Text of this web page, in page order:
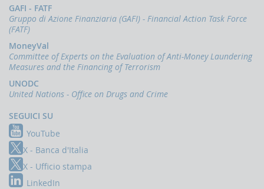
Novità
finanziamento
del
terrorismo
GAFI - FATF
Gruppo di Azione Finanziaria (GAFI) - Financial Action Task Force
(FATF)
MoneyVal
Committee of Experts on the Evaluation of Anti-Money Laundering
Measures and the Financing of Terrorism
UNODC
United Nations - Office on Drugs and Crime
SEGUICI SU
YouTube
X - Banca d'Italia
X - Ufficio stampa
LinkedIn